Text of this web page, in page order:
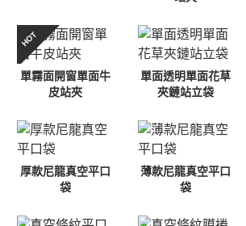
HOT
單霧面開窗單面牛
皮站夾
單面透明單面花草
夾鏈站立袋
厚款尼龍真空平口
袋
薄款尼龍真空平口
袋